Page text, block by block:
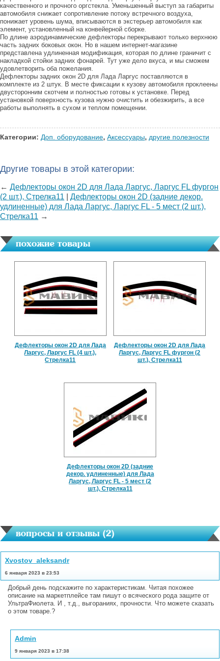
качественного и прочного оргстекла. Уменьшенный выступ за габариты
автомобиля снижает сопротивление потоку встречного воздуха,
понижает уровень шума, вписываются в экстерьер автомобиля как
элемент, установленный на конвейерной сборке.
По длине аэродинамические дефлекторы перекрывают только верхнюю
часть задних боковых окон. Но в нашем интернет-магазине
представлена удлиненная модификация, которая по длине граничит с
накладкой стойки задних фонарей. Тут уже дело вкуса, и мы сможем
удовлетворить оба пожелания.
Дефлекторы задних окон 2D для Лада Ларгус поставляются в
комплекте из 2 штук. В месте фиксации к кузову автомобиля проклеены
двусторонним скотчем и полностью готовы к установке. Перед
установкой поверхность кузова нужно очистить и обезжирить, а все
работы выполнять в сухом и теплом помещении.
Категории: Доп. оборудование, Аксессуары, другие полезности
Другие товары в этой категории:
← Дефлекторы окон 2D для Лада Ларгус, Ларгус FL фургон
(2 шт.), Стрелка11
Дефлекторы окон 2D (задние декор.
удлиненные) для Лада Ларгус, Ларгус FL - 5 мест (2 шт.),
Стрелка11 →
похожие товары
Дефлекторы окон 2D для Лада
Ларгус, Ларгус FL (4 шт.),
Стрелка11
Дефлекторы окон 2D для Лада
Ларгус, Ларгус FL фургон (2
шт.), Стрелка11
Дефлекторы окон 2D (задние
декор. удлиненные) для Лада
Ларгус, Ларгус FL - 5 мест (2
шт.), Стрелка11
вопросы и отзывы (2)
Xvostov_aleksandr
6 января 2023 в 23:53
Добрый день подскажите по характеристикам. Читая похожее
описание на маркетплейсе там пишут о всяческого рода защите от
УльтраФиолета. И , т.д., выгораниях, прочности. Что можете сказать
о этом товаре.?
Admin
9 января 2023 в 17:38